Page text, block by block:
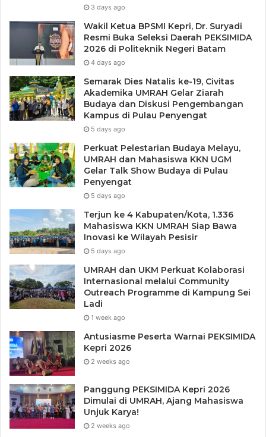
3 days ago
Wakil Ketua BPSMI Kepri, Dr. Suryadi
Resmi Buka Seleksi Daerah PEKSIMIDA
2026 di Politeknik Negeri Batam
4 days ago
Semarak Dies Natalis ke-19, Civitas
Akademika UMRAH Gelar Ziarah
Budaya dan Diskusi Pengembangan
Kampus di Pulau Penyengat
5 days ago
Perkuat Pelestarian Budaya Melayu,
UMRAH dan Mahasiswa KKN UGM
Gelar Talk Show Budaya di Pulau
Penyengat
5 days ago
Terjun ke 4 Kabupaten/Kota, 1.336
Mahasiswa KKN UMRAH Siap Bawa
Inovasi ke Wilayah Pesisir
5 days ago
UMRAH dan UKM Perkuat Kolaborasi
Internasional melalui Community
Outreach Programme di Kampung Sei
Ladi
1 week ago
Antusiasme Peserta Warnai PEKSIMIDA
Kepri 2026
2 weeks ago
Panggung PEKSIMIDA Kepri 2026
Dimulai di UMRAH, Ajang Mahasiswa
Unjuk Karya!
2 weeks ago